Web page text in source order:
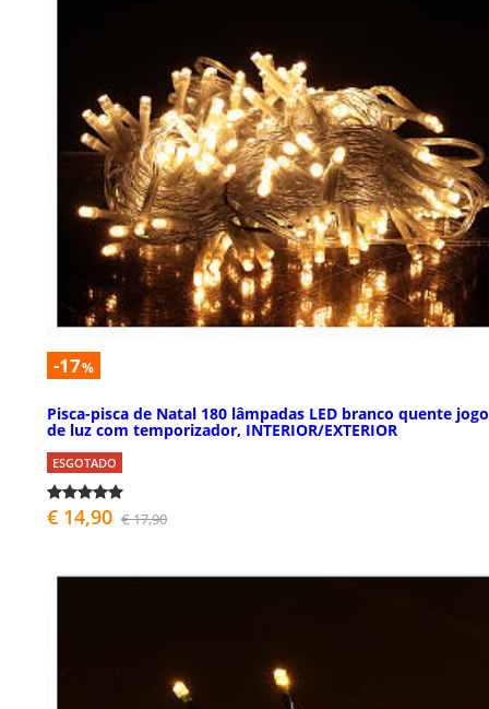
-17%
Pisca-pisca de Natal 180 lâmpadas LED branco quente
de luz com temporizador, INTERIOR/EXTERIOR
ESGOTADO
€ 14,90 € 17,90